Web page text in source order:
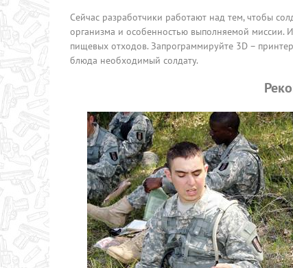
Сейчас разработчики работают над тем, чтобы
организма и особенностью выполняемой миссии.
пищевых отходов. Запрограммируйте 3D –
блюда необходимый солдату.